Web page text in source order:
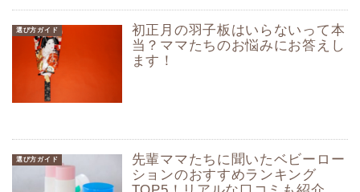
選び方ガイド
初正月の羽子板はいらないって本
当？ママたちのお悩みにお答えし
ます！
選び方ガイド
先輩ママたちに聞いたベビーロー
ションのおすすめランキング